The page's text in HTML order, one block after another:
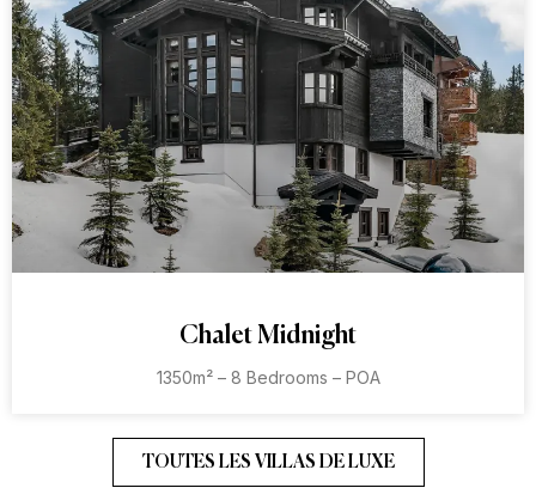
Chalet Midnight
1350m² – 8 Bedrooms – POA
TOUTES LES VILLAS DE LUXE